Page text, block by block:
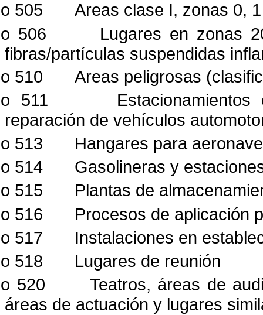
505
Areas clase I, zonas 0,
506
Lugares en zonas
fibras/partículas suspendidas
510
Areas peligrosas
511
reparación de vehículos
513
Hangares para
514
Gasolineras y
515
Plantas de
516
Procesos de aplicación
517
Instalaciones en
518
Lugares de reunión
520
Teatros, áreas de
áreas de actuación y lugares